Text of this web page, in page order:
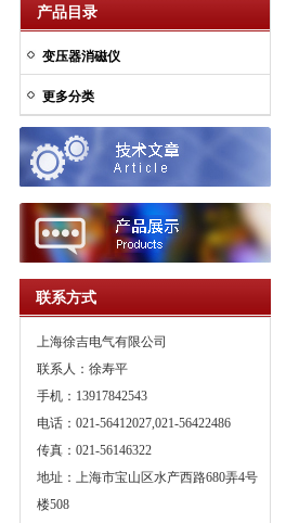
产品目录
变压器消磁仪
更多分类
联系方式
上海徐吉电气有限公司
联系人：徐寿平
手机：13917842543
电话：021-56412027,021-56422486
传真：021-56146322
地址：上海市宝山区水产西路680弄4号
楼508